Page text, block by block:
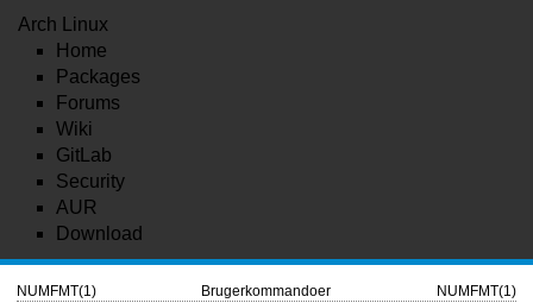
Arch Linux
Home
Packages
Forums
Wiki
GitLab
Security
AUR
Download
NUMFMT(1) Brugerkommandoer NUMFMT(1)